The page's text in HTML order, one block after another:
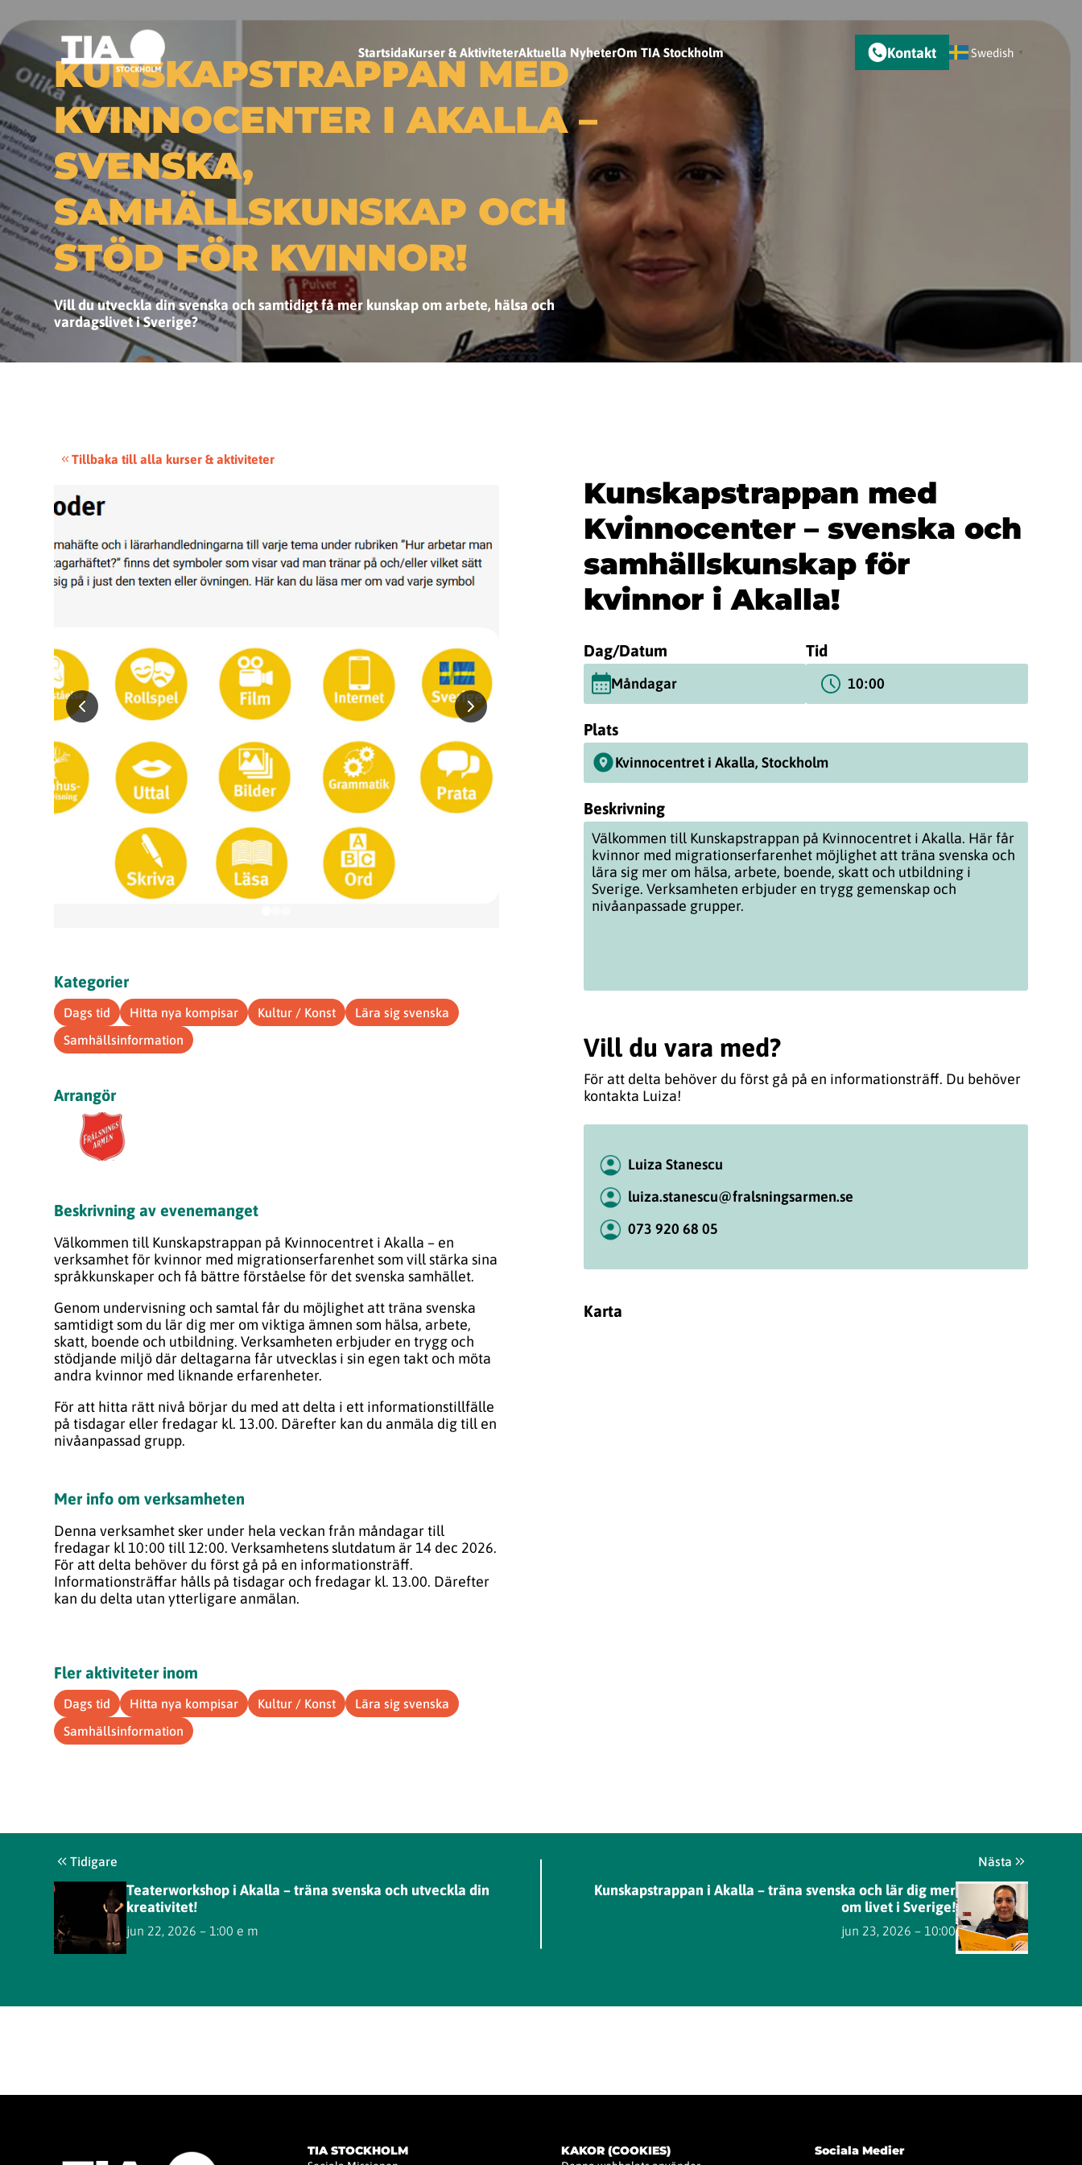
StartsidaKurser & AktiviteterAktuella NyheterOm TIA Stockholm Kontakt Swedish ▼
KUNSKAPSTRAPPAN MED
KVINNOCENTER I AKALLA –
SVENSKA,
SAMHÄLLSKUNSKAP OCH
STÖD FÖR KVINNOR!
Vill du utveckla din svenska och samtidigt få mer kunskap om arbete, hälsa och
vardagslivet i Sverige?
Tillbaka till alla kurser & aktiviteter
Kategorier
Dags tid Hitta nya kompisar Kultur / Konst
Lära sig svenska
Samhällsinformation
Arrangör
Beskrivning av evenemanget
Välkommen till Kunskapstrappan på Kvinnocentret i Akalla – en
verksamhet för kvinnor med migrationserfarenhet som vill stärka sina
språkkunskaper och få bättre förståelse för det svenska samhället.
Genom undervisning och samtal får du möjlighet att träna svenska
samtidigt som du lär dig mer om viktiga ämnen som hälsa, arbete,
skatt, boende och utbildning. Verksamheten erbjuder en trygg och
stödjande miljö där deltagarna får utvecklas i sin egen takt och möta
andra kvinnor med liknande erfarenheter.
För att hitta rätt nivå börjar du med att delta i ett informationstillfälle
på tisdagar eller fredagar kl. 13.00. Därefter kan du anmäla dig till en
nivåanpassad grupp.
Mer info om verksamheten
Denna verksamhet sker under hela veckan från måndagar till
fredagar kl 10:00 till 12:00. Verksamhetens slutdatum är 14 dec 2026.
För att delta behöver du först gå på en informationsträff.
Informationsträffar hålls på tisdagar och fredagar kl. 13.00. Därefter
kan du delta utan ytterligare anmälan.
Fler aktiviteter inom
Dags tid Hitta nya kompisar Kultur / Konst
Lära sig svenska
Samhällsinformation
Kunskapstrappan med
Kvinnocenter – svenska och
samhällskunskap för
kvinnor i Akalla!
Dag/Datum
Måndagar
Tid
10:00
Plats
Kvinnocentret i Akalla, Stockholm
Beskrivning
Välkommen till Kunskapstrappan på Kvinnocentret i Akalla. Här får
kvinnor med migrationserfarenhet möjlighet att träna svenska och
lära sig mer om hälsa, arbete, boende, skatt och utbildning i
Sverige. Verksamheten erbjuder en trygg gemenskap och
nivåanpassade grupper.
Vill du vara med?
För att delta behöver du först gå på en informationsträff. Du behöver
kontakta Luiza!
Luiza Stanescu
luiza.stanescu@fralsningsarmen.se
073 920 68 05
Karta
Tidigare
Teaterworkshop i Akalla – träna svenska och utveckla din
kreativitet!
jun 22, 2026 – 1:00 e m
Nästa
Kunskapstrappan i Akalla – träna svenska och lär dig mer
om livet i Sverige!
jun 23, 2026 – 10:00
TIA STOCKHOLM KAKOR (COOKIES) Sociala Medier